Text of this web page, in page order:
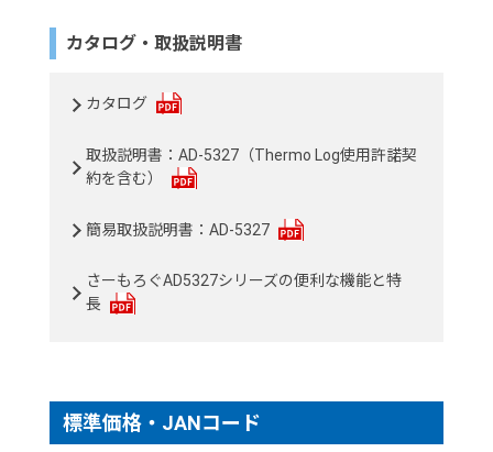
カタログ・取扱説明書
カタログ
取扱説明書：AD-5327（Thermo Log使用許諾契
約を含む）
簡易取扱説明書：AD-5327
さーもろぐAD5327シリーズの便利な機能と特
長
標準価格・JANコード